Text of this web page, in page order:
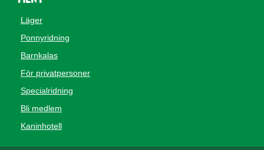
Läger
Ponnyridning
Barnkalas
För privatpersoner
Specialridning
Bli medlem
Kaninhotell